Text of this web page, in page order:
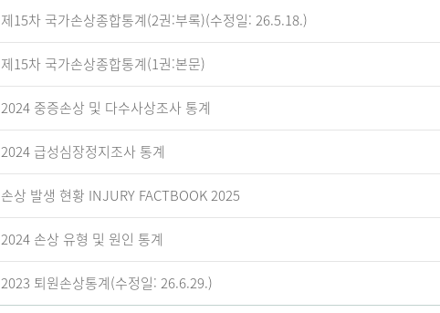
제15차 국가손상종합통계(2권:부록)(수정일: 26.5.18.)
제15차 국가손상종합통계(1권:본문)
2024 중증손상 및 다수사상조사 통계
2024 급성심장정지조사 통계
손상 발생 현황 INJURY FACTBOOK 2025
2024 손상 유형 및 원인 통계
2023 퇴원손상통계(수정일: 26.6.29.)